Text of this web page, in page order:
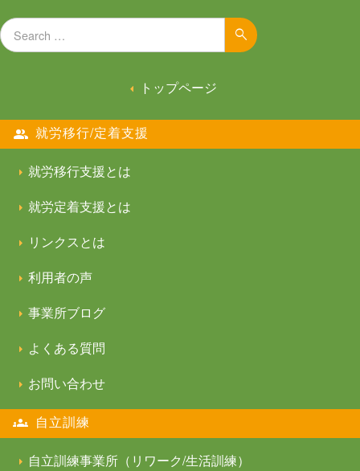
Search for: Search
トップページ
就労移行/定着支援
就労移行支援とは
就労定着支援とは
リンクスとは
利用者の声
事業所ブログ
よくある質問
お問い合わせ
自立訓練
自立訓練事業所（リワーク/生活訓練）